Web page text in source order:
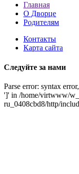
Главная
О Дворце
Родителям
Контакты
Карта сайта
Следуйте за нами
Parse error: syntax
']' in /home/virtwww/
ru_0408cbd8/http/